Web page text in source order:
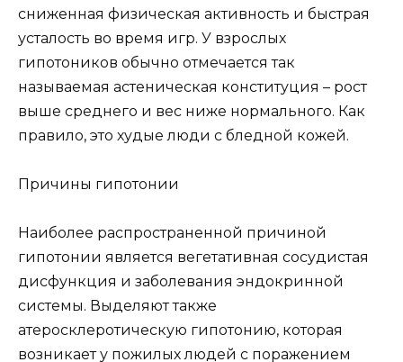
сниженная физическая активность и быстрая
усталость во время игр. У взрослых
гипотоников обычно отмечается так
называемая астеническая конституция – рост
выше среднего и вес ниже нормального. Как
правило, это худые люди с бледной кожей.
Причины гипотонии
Наиболее распространенной причиной
гипотонии является вегетативная сосудистая
дисфункция и заболевания эндокринной
системы. Выделяют также
атеросклеротическую гипотонию, которая
возникает у пожилых людей с поражением